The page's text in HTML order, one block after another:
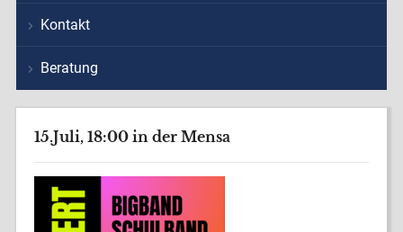
Kontakt
Beratung
15.Juli, 18:00 in der Mensa